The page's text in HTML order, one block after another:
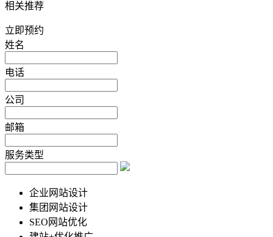
相关推荐
立即预约
姓名
电话
公司
邮箱
服务类型
企业网站设计
集团网站设计
SEO网站优化